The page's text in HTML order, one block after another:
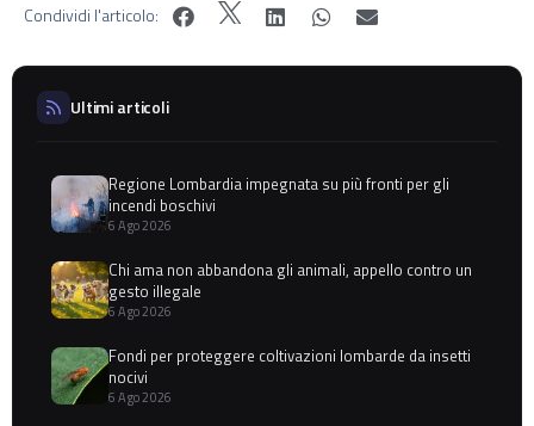
Condividi l'articolo:
Ultimi articoli
Regione Lombardia impegnata su più fronti per gli
incendi boschivi
6 Ago 2026
Chi ama non abbandona gli animali, appello contro un
gesto illegale
6 Ago 2026
Fondi per proteggere coltivazioni lombarde da insetti
nocivi
6 Ago 2026